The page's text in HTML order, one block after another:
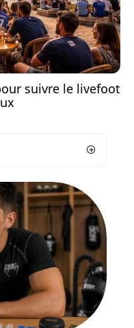
suivre le livefoot